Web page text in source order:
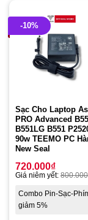
-10%
Sạc Cho Laptop
PRO Advanced
B551LG B551
90w TEEMO PC
New Seal
720.000₫
Giá niêm yết: 800.000
Combo Pin-Sạc-
giảm 5%